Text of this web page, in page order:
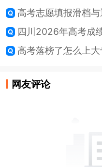
高考志愿填报滑档
四川2026年高考成
高考落榜了怎么上
网友评论